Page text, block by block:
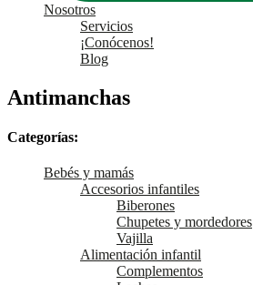
Nosotros
Servicios
¡Conócenos!
Blog
Antimanchas
Categorías:
Bebés y mamás
Accesorios infantiles
Biberones
Chupetes y mordedores
Vajilla
Alimentación infantil
Complementos